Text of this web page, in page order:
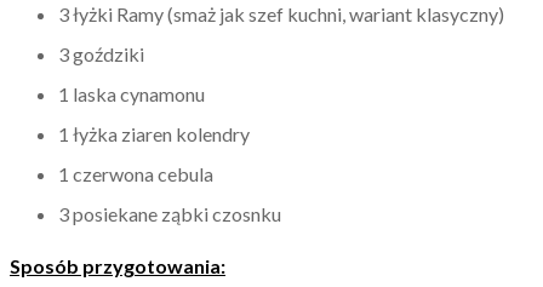
3 łyżki Ramy (smaż jak szef kuchni, wariant klasyczny)
3 goździki
1 laska cynamonu
1 łyżka ziaren kolendry
1 czerwona cebula
3 posiekane ząbki czosnku
Sposób przygotowania: